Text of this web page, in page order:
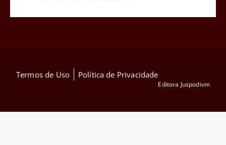
Termos de Uso Política de Privacidade
Editora Juspodivm